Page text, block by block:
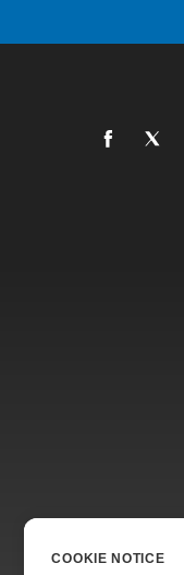
COOKIE NOTICE